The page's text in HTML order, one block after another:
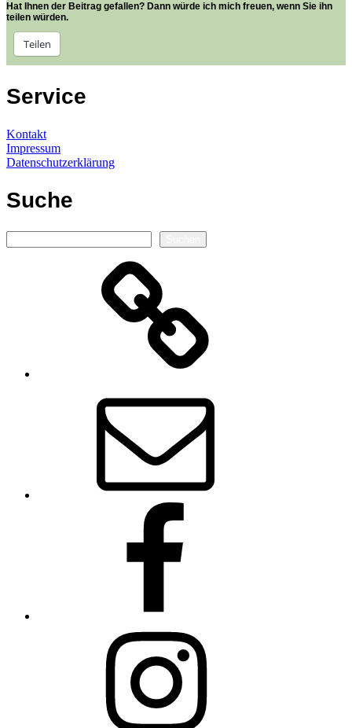
Hat Ihnen der Beitrag gefallen? Dann würde ich mich freuen, wenn Sie ihn
teilen würden.
Teilen
Service
Kontakt
Impressum
Datenschutzerklärung
Suche